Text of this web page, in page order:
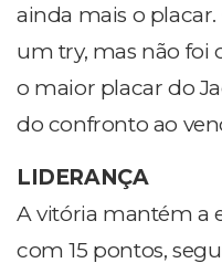
ainda mais o
um try, mas não foi
o maior placar do
do confronto ao
LIDERANÇA
A vitória mantém a
com 15 pontos,